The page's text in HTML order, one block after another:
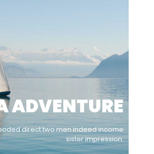
ADVENTURE
direct two men indeed income
sister impression.